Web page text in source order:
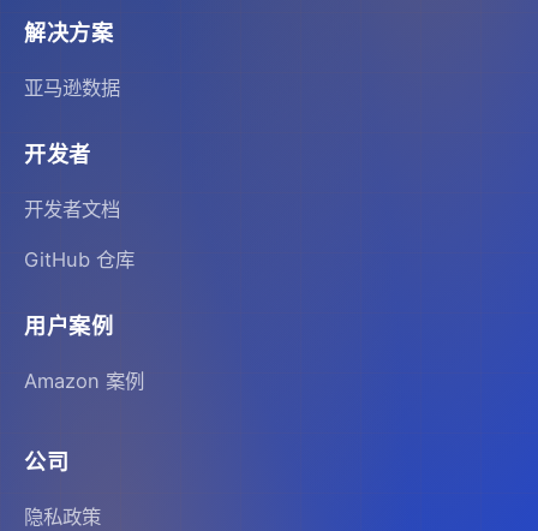
解决方案
亚马逊数据
开发者
开发者文档
GitHub 仓库
用户案例
Amazon 案例
公司
隐私政策